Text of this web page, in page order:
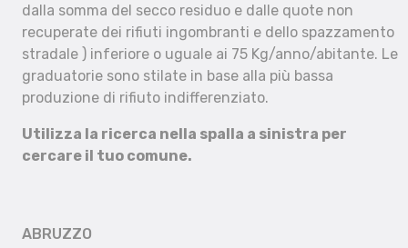
dalla somma del secco residuo e dalle quote non
recuperate dei rifiuti ingombranti e dello spazzamento
stradale ) inferiore o uguale ai 75 Kg/anno/abitante. Le
graduatorie sono stilate in base alla più bassa
produzione di rifiuto indifferenziato.
Utilizza la ricerca nella spalla a sinistra per
cercare il tuo comune.
ABRUZZO